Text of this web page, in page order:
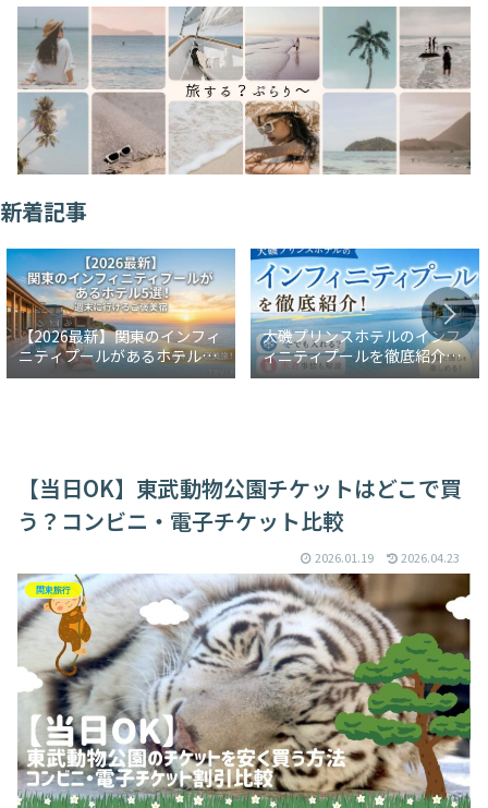
新着記事
【2026最新】関東のインフィ
ニティプールがあるホテル5
選！週末に行けるご褒美宿
大磯プリンスホテルのインフ
ィニティプールを徹底紹介！
冬でも入れる？水着事情も解
【当日OK】東武動物公園チケットはどこで買
う？コンビニ・電子チケット比較
2026.01.19 2026.04.23
関東旅行